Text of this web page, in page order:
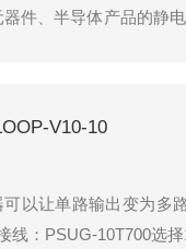
件、半导体产品的静
V10-10
以让单路输出变为多
线：PSUG-10T700选